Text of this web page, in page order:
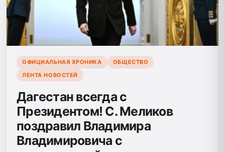
ОФИЦИАЛЬНАЯ ХРОНИКА
ОБЩЕСТВО
ЛЕНТА НОВОСТЕЙ
Дагестан всегда с
Президентом! С. Меликов
поздравил Владимира
Владимировича с